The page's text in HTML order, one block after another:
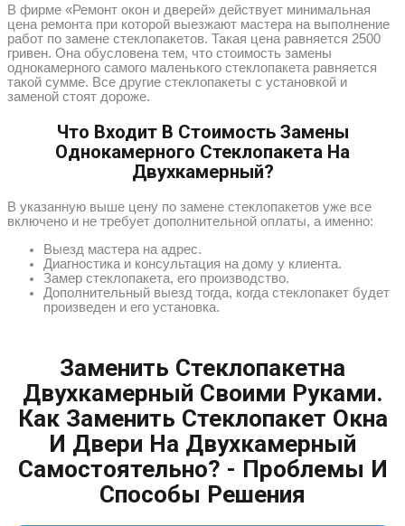
В фирме «Ремонт окон и дверей» действует минимальная
цена ремонта при которой выезжают мастера на выполнение
работ по замене стеклопакетов. Такая цена равняется 2500
гривен. Она обусловена тем, что стоимость замены
однокамерного самого маленького стеклопакета равняется
такой сумме. Все другие стеклопакеты с установкой и
заменой стоят дороже.
Что Входит В Стоимость Замены
Однокамерного Стеклопакета На
Двухкамерный?
В указанную выше цену по замене стеклопакетов уже все
включено и не требует дополнительной оплаты, а именно:
Выезд мастера на адрес.
Диагностика и консультация на дому у клиента.
Замер стеклопакета, его производство.
Дополнительный выезд тогда, когда стеклопакет будет
произведен и его установка.
Заменить Стеклопакетна
Двухкамерный Своими Руками.
Как Заменить Стеклопакет Окна
И Двери На Двухкамерный
Самостоятельно? - Проблемы И
Способы Решения